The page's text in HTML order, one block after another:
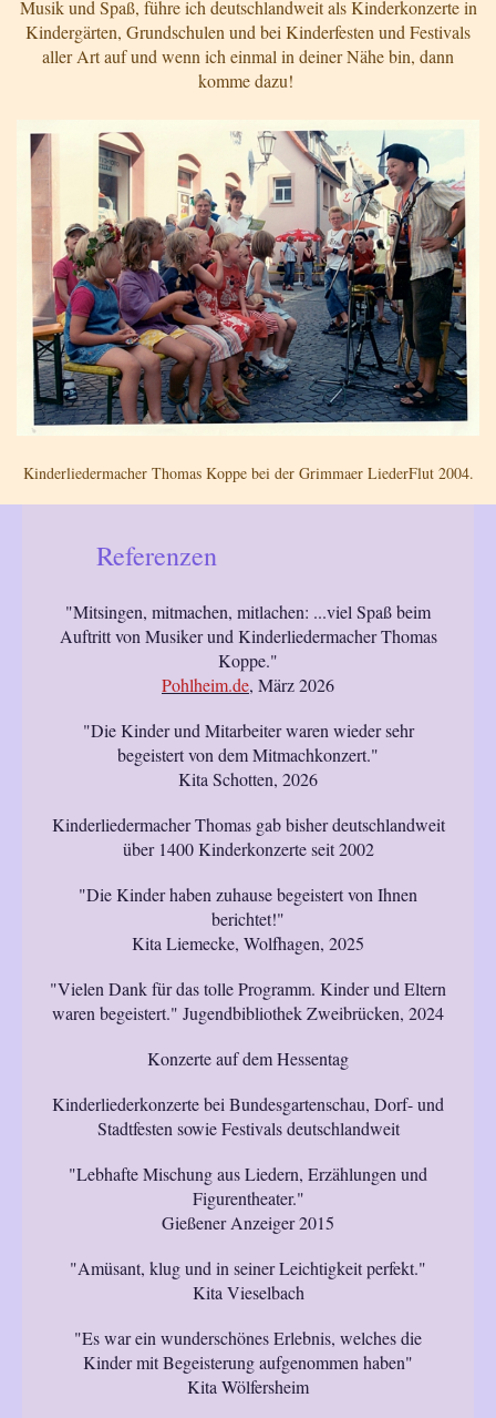
Musik und Spaß, führe ich deutschlandweit als Kinderkonzerte in
Kindergärten, Grundschulen und bei Kinderfesten und Festivals
aller Art auf und wenn ich einmal in deiner Nähe bin, dann
komme dazu!
Kinderliedermacher Thomas Koppe bei der Grimmaer LiederFlut 2004.
Referenzen
"Mitsingen, mitmachen, mitlachen: ...viel Spaß beim
Auftritt von Musiker und Kinderliedermacher Thomas
Koppe."
Pohlheim.de, März 2026
"Die Kinder und Mitarbeiter waren wieder sehr
begeistert von dem Mitmachkonzert."
Kita Schotten, 2026
Kinderliedermacher Thomas gab bisher deutschlandweit
über 1400 Kinderkonzerte seit 2002
"Die Kinder haben zuhause begeistert von Ihnen
berichtet!"
Kita Liemecke, Wolfhagen, 2025
"Vielen Dank für das tolle Programm. Kinder und Eltern
waren begeistert." Jugendbibliothek Zweibrücken, 2024
Konzerte auf dem Hessentag
Kinderliederkonzerte bei Bundesgartenschau, Dorf- und
Stadtfesten sowie Festivals deutschlandweit
"Lebhafte Mischung aus Liedern, Erzählungen und
Figurentheater."
Gießener Anzeiger 2015
"Amüsant, klug und in seiner Leichtigkeit perfekt."
Kita Vieselbach
"Es war ein wunderschönes Erlebnis, welches die
Kinder mit Begeisterung aufgenommen haben"
Kita Wölfersheim